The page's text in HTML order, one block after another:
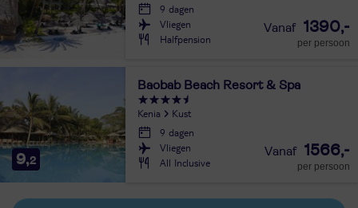
9 dagen
Vliegen
Halfpension
1390,-
per persoon
9,2
Baobab Beach Resort & Spa
Kenia
Kust
9 dagen
Vliegen
All Inclusive
1566,-
per persoon